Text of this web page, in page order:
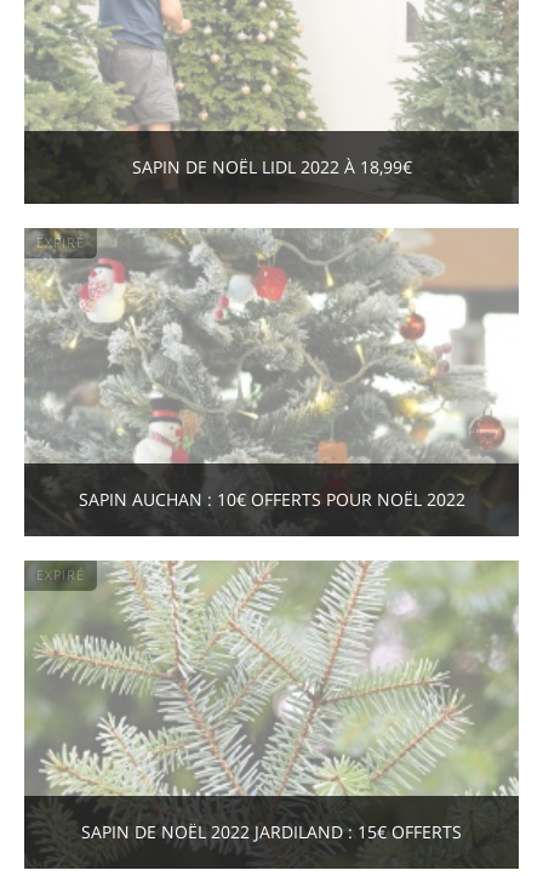
SAPIN DE NOËL LIDL 2022 À 18,99€
EXPIRÉ
SAPIN AUCHAN : 10€ OFFERTS POUR NOËL 2022
EXPIRÉ
SAPIN DE NOËL 2022 JARDILAND : 15€ OFFERTS